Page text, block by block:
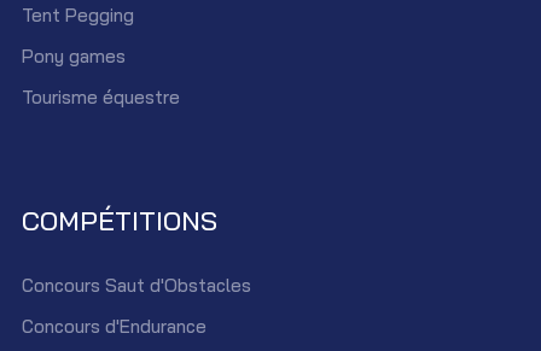
Tent Pegging
Pony games
Tourisme équestre
COMPÉTITIONS
Concours Saut d'Obstacles
Concours d'Endurance